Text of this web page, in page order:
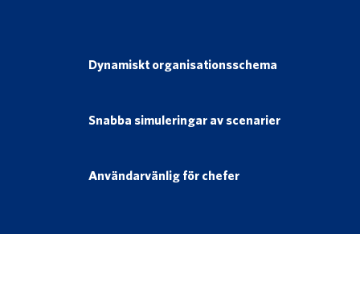
Dynamiskt organisationsschema
Snabba simuleringar av scenarier
Användarvänlig för chefer